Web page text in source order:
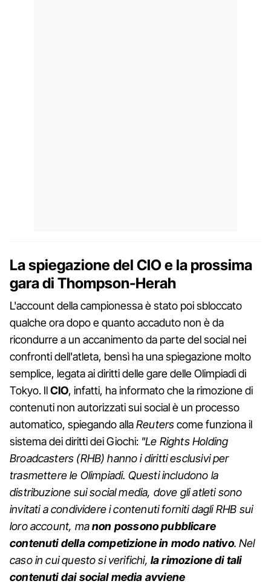
La spiegazione del CIO e la prossima
gara di Thompson-Herah
L'account della campionessa è stato poi sbloccato
qualche ora dopo e quanto accaduto non è da
ricondurre a un accanimento da parte del social nei
confronti dell'atleta, bensì ha una spiegazione molto
semplice, legata ai diritti delle gare delle Olimpiadi di
Tokyo. IlCIO, infatti, ha informato che la rimozione di
contenuti non autorizzati sui social è un processo
automatico, spiegando allaReuterscome funziona il
sistema dei diritti dei Giochi: "Le Rights Holding
Broadcasters (RHB) hanno i diritti esclusivi per
trasmettere le Olimpiadi. Questi includono la
distribuzione sui social media, dove gli atleti sono
invitati a condividere i contenuti forniti dagli RHB sui
loro account, manon possono pubblicare
contenuti della competizione in modo nativo. Nel
caso in cui questo si verifichi, la rimozione di tali
contenuti dai social media avviene